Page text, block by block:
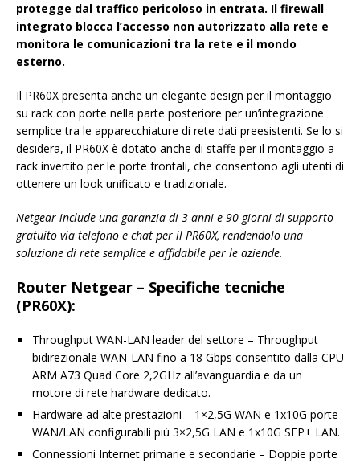
protegge dal traffico pericoloso in entrata. Il firewall
integrato blocca l’accesso non autorizzato alla rete e
monitora le comunicazioni tra la rete e il mondo
esterno.
Il PR60X presenta anche un elegante design per il montaggio
su rack con porte nella parte posteriore per un’integrazione
semplice tra le apparecchiature di rete dati preesistenti. Se lo si
desidera, il PR60X è dotato anche di staffe per il montaggio a
rack invertito per le porte frontali, che consentono agli utenti di
ottenere un look unificato e tradizionale.
Netgear include una garanzia di 3 anni e 90 giorni di supporto
gratuito via telefono e chat per il PR60X, rendendolo una
soluzione di rete semplice e affidabile per le aziende.
Router Netgear – Specifiche tecniche
(PR60X):
Throughput WAN-LAN leader del settore – Throughput
bidirezionale WAN-LAN fino a 18 Gbps consentito dalla CPU
ARM A73 Quad Core 2,2GHz all’avanguardia e da un
motore di rete hardware dedicato.
Hardware ad alte prestazioni – 1×2,5G WAN e 1x10G porte
WAN/LAN configurabili più 3×2,5G LAN e 1x10G SFP+ LAN.
Connessioni Internet primarie e secondarie – Doppie porte